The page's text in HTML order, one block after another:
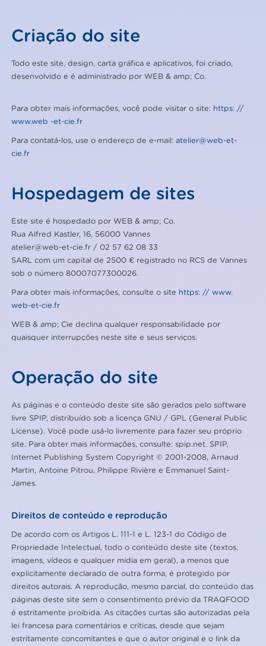
Criação do site
Todo este site, design, carta gráfica e aplicativos, foi criado,
desenvolvido e é administrado por WEB & amp; Co.
Para obter mais informações, você pode visitar o site: https: //
www.web -et-cie.fr
Para contatá-los, use o endereço de e-mail:atelier@web-et-
cie.fr
Hospedagem de sites
Este site é hospedado por WEB & amp; Co.
Rua Alfred Kastler, 16, 56000 Vannes
atelier@web-et-cie.fr / 02 57 62 08 33
SARL com um capital de 2500 € registrado no RCS de Vannes
sob o número 80007077300026.
Para obter mais informações, consulte o site https: // www.
web-et-cie.fr
WEB & amp; Cie declina qualquer responsabilidade por
quaisquer interrupções neste site e seus serviços.
Operação do site
As páginas e o conteúdo deste site são gerados pelo software
livre SPIP, distribuído sob a licença GNU / GPL (General Public
License). Você pode usá-lo livremente para fazer seu próprio
site. Para obter mais informações, consulte: spip.net. SPIP,
Internet Publishing System Copyright © 2001-2008, Arnaud
Martin, Antoine Pitrou, Philippe Rivière e Emmanuel Saint-
James.
Direitos de conteúdo e reprodução
De acordo com os Artigos L. 111-1 e L. 123-1 do Código de
Propriedade Intelectual, todo o conteúdo deste site (textos,
imagens, vídeos e qualquer mídia em geral), a menos que
explicitamente declarado de outra forma, é protegido por
direitos autorais. A reprodução, mesmo parcial, do conteúdo das
páginas deste site sem o consentimento prévio da TRAQFOOD
é estritamente proibida. As citações curtas são autorizadas pela
lei francesa para comentários e críticas, desde que sejam
estritamente concomitantes e que o autor original e o link da